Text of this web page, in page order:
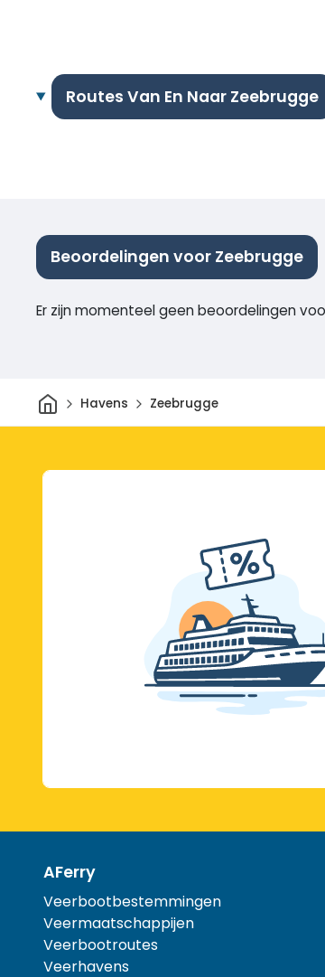
Routes Van En Naar Zeebrugge
Beoordelingen voor Zeebrugge
Er zijn momenteel geen beoordelingen
ThuisHavens Zeebrugge
AFerry
Veerbootbestemmingen
Veermaatschappijen
Veerbootroutes
Veerhavens